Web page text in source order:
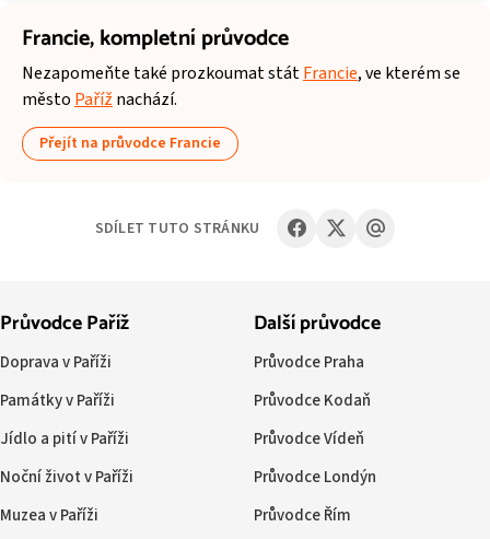
Francie,kompletní průvodce
Nezapomeňte také prozkoumat státFrancie, ve kterém se
město Paříž nachází.
Přejít na průvodce Francie
SDÍLET TUTO STRÁNKU
Průvodce Paříž
Doprava v Paříži
Památky v Paříži
Jídlo a pití v Paříži
Noční život v Paříži
Muzea v Paříži
Další průvodce
Průvodce Praha
Průvodce Kodaň
Průvodce Vídeň
Průvodce Londýn
Průvodce Řím